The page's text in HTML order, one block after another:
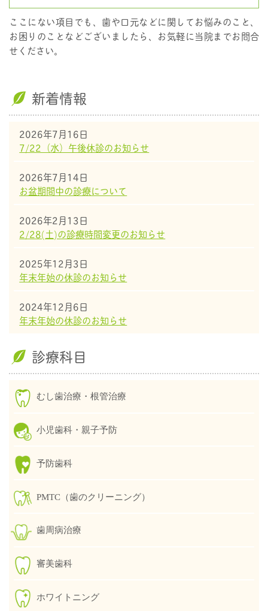
ここにない項目でも、歯や口元などに関してお悩みのこと、
お困りのことなどございましたら、お気軽に当院までお問合
せください。
新着情報
2026年7月16日
7/22（水）午後休診のお知らせ
2026年7月14日
お盆期間中の診療について
2026年2月13日
2/28(土)の診療時間変更のお知らせ
2025年12月3日
年末年始の休診のお知らせ
2024年12月6日
年末年始の休診のお知らせ
診療科目
むし歯治療・根管治療
小児歯科・親子予防
予防歯科
PMTC（歯のクリーニング）
歯周病治療
審美歯科
ホワイトニング